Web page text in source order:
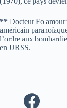
** Docteur
américain
l’ordre aux
en URSS.